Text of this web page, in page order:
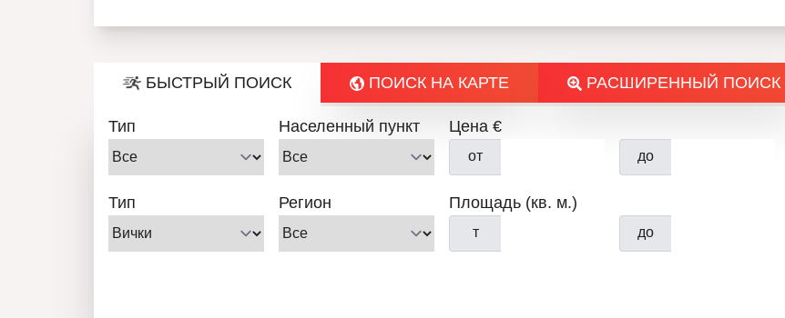
БЫСТРЫЙ ПОИСК ПОИСК НА КАРТЕ РАСШИРЕННЫЙ ПОИСК
Тип Населенный пункт
Тип Регион
Цена €
от до
Площадь (кв. м.)
т до